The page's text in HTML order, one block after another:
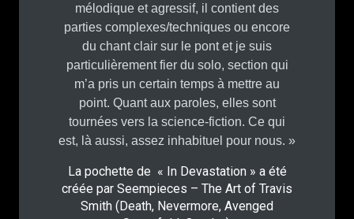
mélodique et agressif, il contient des
parties complexes/techniques ou encore
du chant clair sur le pont et je suis
particulièrement fier du solo, section qui
m’a pris un certain temps à mettre au
point. Quant aux paroles, elles sont
tournées vers la science-fiction. Ce qui
est, là aussi, assez inhabituel pour nous. »
La pochette de « In Devastation » a été
créée par Seempieces – The Art of Travis
Smith (Death, Nevermore, Avenged